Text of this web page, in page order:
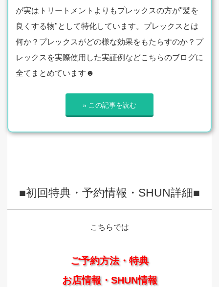
が実はトリートメントよりもプレックスの方が"髪を
良くする物"として特化しています。プレックスとは
何か？プレックスがどの様な効果をもたらすのか？プ
レックスを実際使用した実証例などこちらのブログに
全てまとめています☻
» この記事を読む
■初回特典・予約情報・SHUN詳細■
こちらでは
ご予約方法・特典
お店情報・SHUN情報